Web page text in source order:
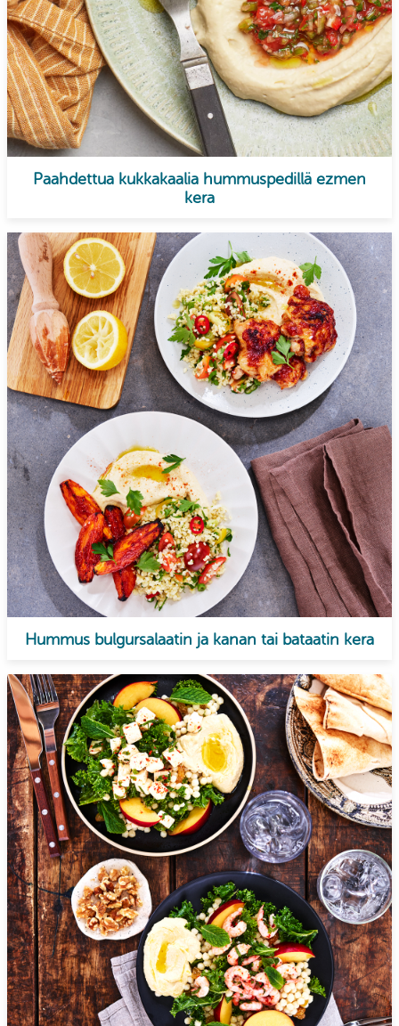
Paahdettua kukkakaalia hummuspedillä ezmen
kera
Hummus bulgursalaatin ja kanan tai bataatin kera